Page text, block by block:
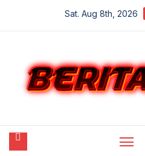
Sat. Aug 8th, 2026